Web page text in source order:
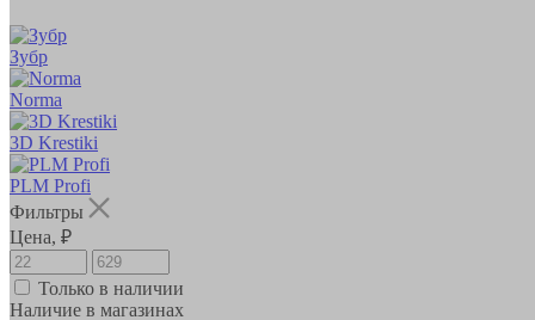
Зубр
Norma
3D Krestiki
PLM Profi
Фильтры
Цена, ₽
Только в наличии
Наличие в магазинах